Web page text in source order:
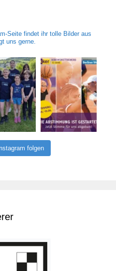
Seite findet ihr tolle Bilder aus
uns gerne.
folgen